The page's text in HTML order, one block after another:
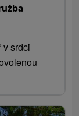
v srdci